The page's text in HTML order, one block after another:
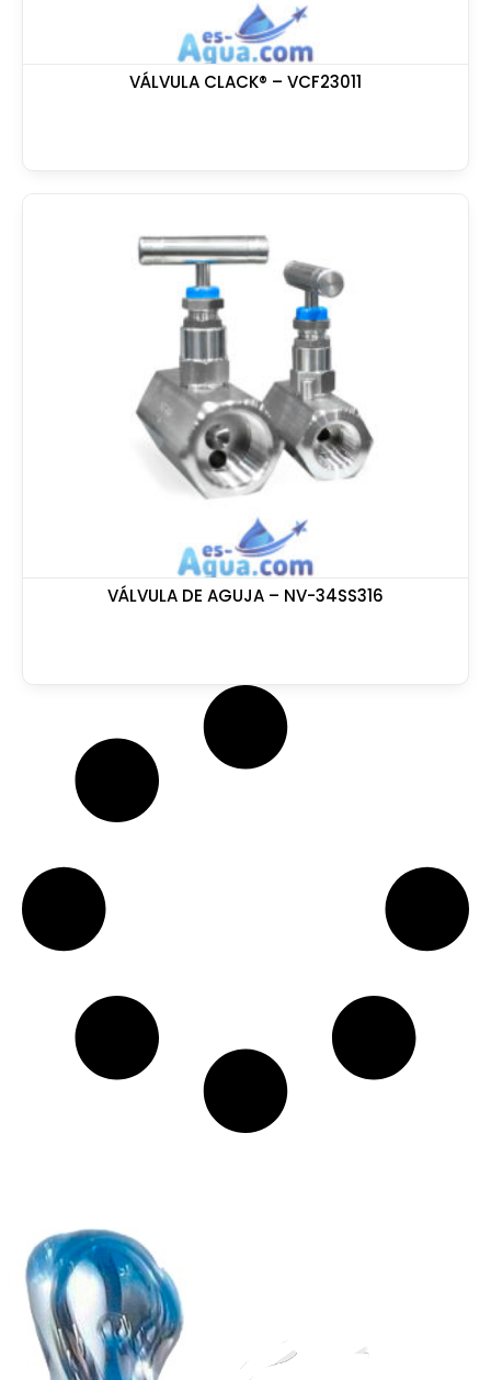
VÁLVULA CLACK® – VCF23011
VÁLVULA DE AGUJA – NV-34SS316